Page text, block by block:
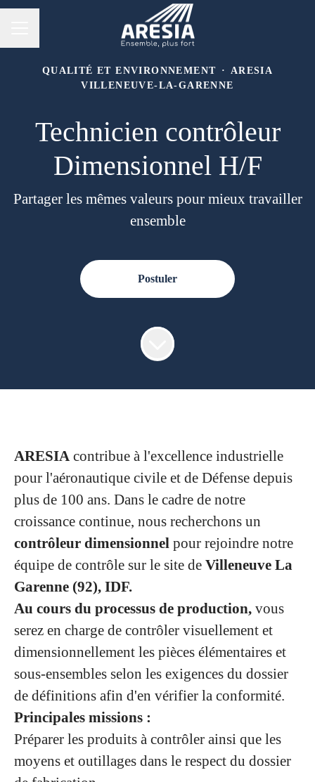
QUALITÉ ET ENVIRONNEMENT · ARESIA
VILLENEUVE-LA-GARENNE
Technicien contrôleur
Dimensionnel H/F
Partager les mêmes valeurs pour mieux travailler
ensemble
Postuler
ARESIA contribue à l'excellence industrielle
pour l'aéronautique civile et de Défense depuis
plus de 100 ans. Dans le cadre de notre
croissance continue, nous recherchons un
contrôleur dimensionnel pour rejoindre notre
équipe de contrôle sur le site de Villeneuve La
Garenne (92), IDF.
Au cours du processus de production, vous
serez en charge de contrôler visuellement et
dimensionnellement les pièces élémentaires et
sous-ensembles selon les exigences du dossier
de définitions afin d'en vérifier la conformité.
Principales missions :
Préparer les produits à contrôler ainsi que les
moyens et outillages dans le respect du dossier